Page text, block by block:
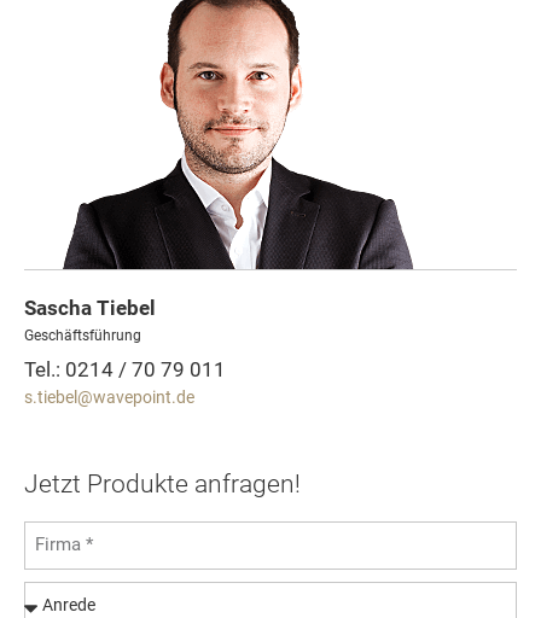
Sascha Tiebel
Geschäftsführung
Tel.: 0214 / 70 79 011
s.tiebel@wavepoint.de
Jetzt Produkte anfragen!